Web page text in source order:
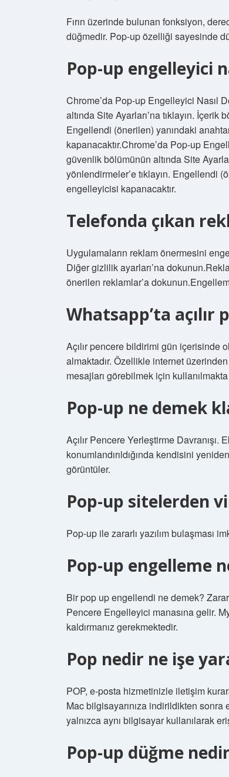
Fırın üzerinde bulunan fonksiyon,
düğmedir. Pop-up özelliği sayesinde
Pop-up engelleyici
Chrome’da Pop-up Engelleyici Nasıl
altında Site Ayarları’na tıklayın. İçerik
Engellendi (önerilen) yanındaki
kapanacaktır.Chrome’da Pop-up
güvenlik bölümünün altında Site
yönlendirmeler’e tıklayın. Engellendi
engelleyicisi kapanacaktır.
Telefonda çıkan
Uygulamaların reklam önermesini
Diğer gizlilik ayarları’na
önerilen reklamlar’a
Whatsapp’ta
Açılır pencere bildirimi gün içerisinde
almaktadır. Özellikle internet
mesajları görebilmek için
Pop-up ne demek
Açılır Pencere Yerleştirme
konumlandırıldığında kendisini
görüntüler.
Pop-up sitelerden
Pop-up ile zararlı yazılım bulaşması
Pop-up engelleme
Bir pop up engellendi ne demek?
Pencere Engelleyici manasına gelir.
kaldırmanız gerekmektedir.
Pop nedir ne işe
POP, e-posta hizmetinizle iletişim
Mac bilgisayarınıza indirildikten
yalnızca aynı bilgisayar kullanılarak
Pop-up düğme